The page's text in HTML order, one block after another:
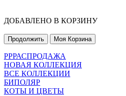
ДОБАВЛЕНО В КОРЗИНУ
Продолжить Моя Корзина
РРРАСПРОДАЖА
НОВАЯ КОЛЛЕКЦИЯ
ВСЕ КОЛЛЕКЦИИ
БИПОЛЯР
КОТЫ И ЦВЕТЫ